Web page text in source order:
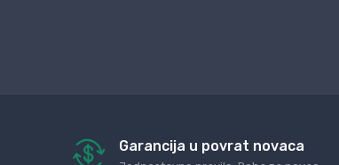
Garancija u povrat novaca